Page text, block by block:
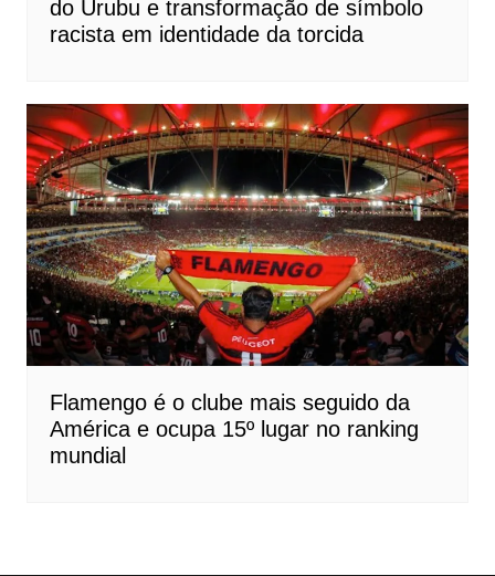
do Urubu e transformação de símbolo
racista em identidade da torcida
Flamengo é o clube mais seguido da
América e ocupa 15º lugar no ranking
mundial